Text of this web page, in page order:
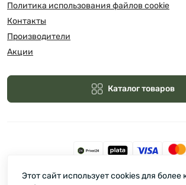
Политика использования файлов cookie
Контакты
Производители
Акции
Каталог товаров
Зелмарт © 2026
Этот сайт использует cookies для